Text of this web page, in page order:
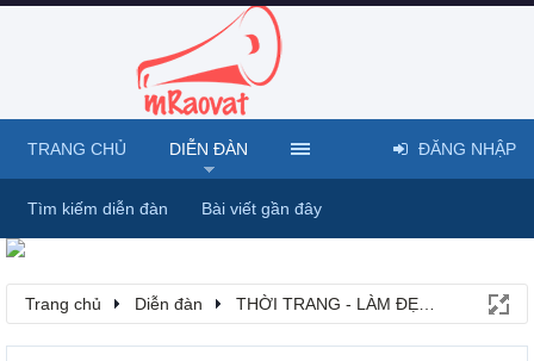
Trang chủ Diễn đàn THỜI TRANG - LÀM ĐẸP - MỸ PHẨM
TRANG CHỦ DIỄN ĐÀN
Tìm kiếm diễn đàn Bài viết gần đây
ĐĂNG NHẬP